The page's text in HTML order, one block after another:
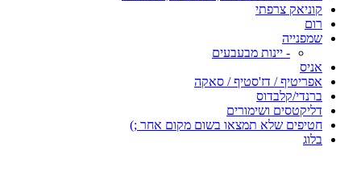
קוניאק צרפתי
רום
שמפנייה
- יינות מבעבעים
אניס
אפריטיף / דז'סטיף / סאקה
ברנדי/קלבדוס
דליקטסים ושימורים
חטיפים שלא תמצאו בשום מקום אחר ;)
בלוג